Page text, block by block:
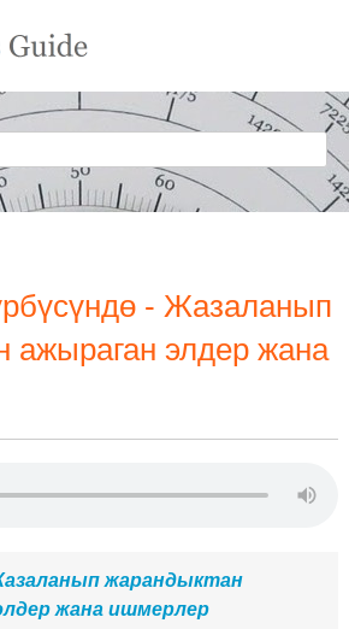
- Жазаланып
ажыраган элдер жана
жарандыктан
жана ишмерлер